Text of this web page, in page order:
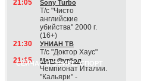
21:05
Sony Turbo
Т/с "Чисто
английские
убийства" 2000 г.
(16+)
21:30
УНИАН ТВ
Т/с "Доктор Хаус"
СЕЙЧАС В ЭФИРЕ: СПОРТ
21:15 Матч Футбол
Чемпионат Италии.
"Кальяри" -